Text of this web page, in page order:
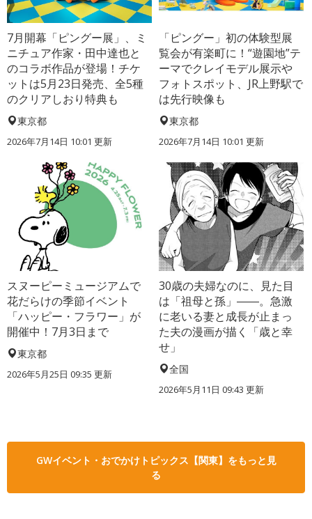
7月開幕「ピングー展」、ミ
ニチュア作家・田中達也と
のコラボ作品が登場！チケ
ットは5月23日発売、全5種
のクリアしおり特典も
東京都
2026年7月14日 10:01 更新
「ピングー」初の体験型展
覧会が有楽町に！“遊園地”テ
ーマでクレイモデル展示や
フォトスポット、JR上野駅で
は先行映像も
東京都
2026年7月14日 10:01 更新
スヌーピーミュージアムで
花だらけの季節イベント
「ハッピー・フラワー」が
開催中！7月3日まで
東京都
2026年5月25日 09:35 更新
30歳の夫婦なのに、見た目
は「祖母と孫」――。急激
に老いる妻と成長が止まっ
た夫の漫画が描く「歳と幸
せ」
全国
2026年5月11日 09:43 更新
GWイベント・おでかけトピックス【関東】をもっと見
る